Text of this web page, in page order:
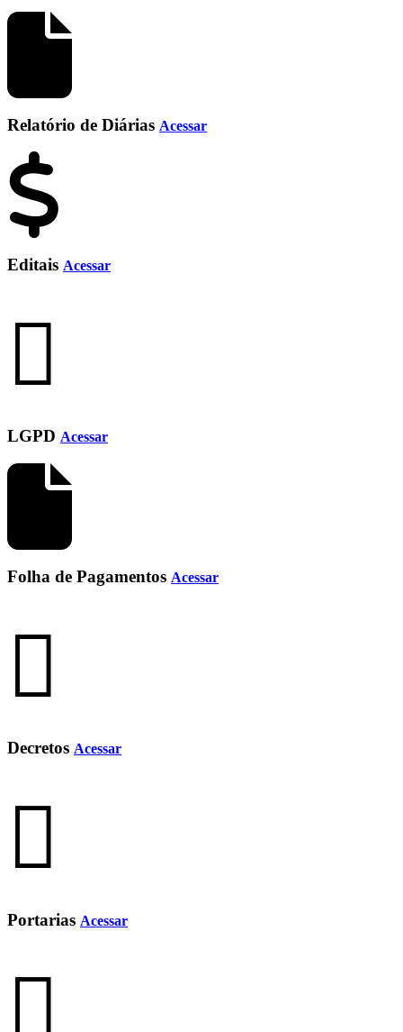
Relatório de Diárias Acessar
Editais Acessar
LGPD Acessar
Folha de Pagamentos Acessar
Decretos Acessar
Portarias Acessar